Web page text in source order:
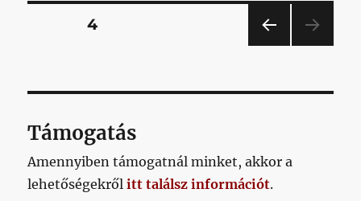
Bejegyzések
AL
OLDAL4
Támogatás
Amennyiben támogatnál minket, akkor a
lehetőségekrőlitt találsz információt.